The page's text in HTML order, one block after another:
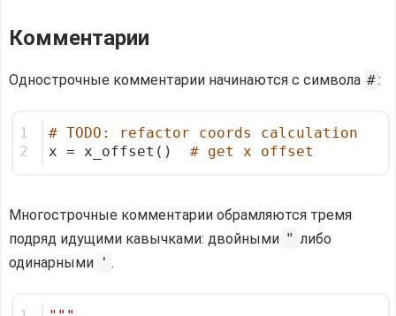
Комментарии
Однострочные комментарии начинаются с символа #:
1
2
# TODO: refactor coords calculation
x = x_offset() # get x offset
Многострочные комментарии обрамляются тремя
подряд идущими кавычками: двойными " либо
одинарными ' .